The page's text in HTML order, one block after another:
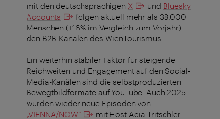
mit den deutschsprachigen X und Bluesky
Accounts
folgen aktuell mehr als 38.000
Menschen (+16% im Vergleich zum Vorjahr)
den B2B-Kanälen des WienTourismus.
Ein weiterhin stabiler Faktor für steigende
Reichweiten und Engagement auf den Social-
Media-Kanälen sind die selbstproduzierten
Bewegtbildformate auf YouTube. Auch 2025
wurden wieder neue Episoden von
„VIENNA/NOW“
mit Host Adia Tritschler